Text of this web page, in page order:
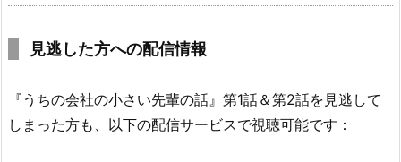
見逃した方への配信情報
『うちの会社の小さい先輩の話』第1話＆第2話を見逃して
しまった方も、以下の配信サービスで視聴可能です：